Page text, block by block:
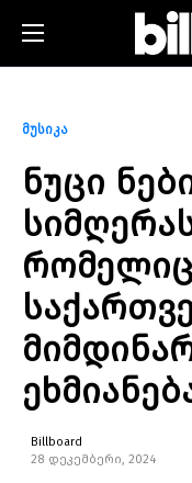
მუსიკა
ნუცი
რომელიც
Billboard
28 დეკემბერი, 2024